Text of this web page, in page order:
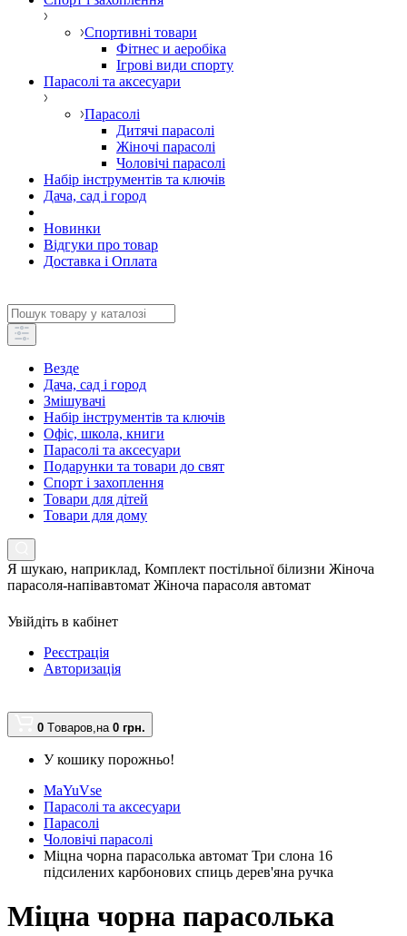
Спортивні товари
Фітнес и аеробіка
Ігрові види спорту
Парасолі та аксесуари
Парасолі
Дитячі парасолі
Жіночі парасолі
Чоловічі парасолі
Набір інструментів та ключів
Дача, сад і город
Новинки
Відгуки про товар
Доставка і Оплата
Везде
Дача, сад і город
Змішувачі
Набір інструментів та ключів
Офіс, школа, книги
Парасолі та аксесуари
Подарунки та товари до свят
Спорт і захоплення
Товари для дітей
Товари для дому
Я шукаю, наприклад, Комплект постільної білизни Жіноча
парасоля-напівавтомат Жіноча парасоля автомат
Увійдіть в кабінет
Реєстрація
Авторизація
0 Tоваров,на 0 грн.
У кошику порожньо!
MaYuVse
Парасолі та аксесуари
Парасолі
Чоловічі парасолі
Міцна чорна парасолька автомат Три слона 16
підсилених карбонових спиць дерев'яна ручка
Міцна чорна парасолька